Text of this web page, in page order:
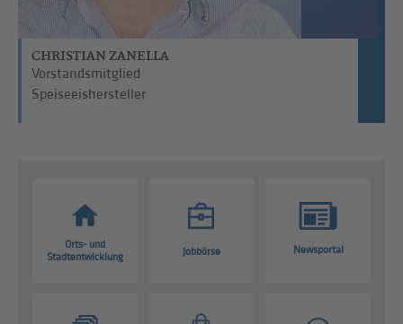
CHRISTIAN ZANELLA
Vorstandsmitglied
Speiseeishersteller
Orts- und
Stadtentwicklung
Jobbörse Newsportal